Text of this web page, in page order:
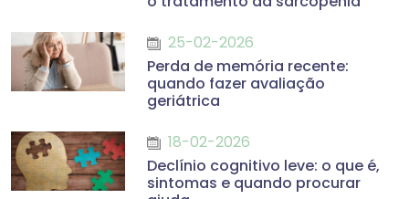
25-02-2026
Perda de memória recente:
quando fazer avaliação
geriátrica
18-02-2026
Declínio cognitivo leve: o que é,
sintomas e quando procurar